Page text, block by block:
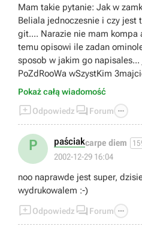
Mam takie pytanie: Jak w
Beliala jednoczesnie i czy jest
git.... Narazie nie mam kompa
temu opisowi ile zadan
sposob w jakim go
PoZdRooWa wSzystKim
Pokaż całą wiadomość
Odpowiedz  Forum 
P paściakcarpe diem
2002-12-29 16:04
noo naprawde jest super,
wydrukowalem :-)
Odpowiedz  Forum 